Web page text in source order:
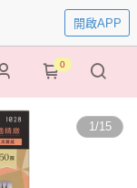
開啟APP
0
1/15